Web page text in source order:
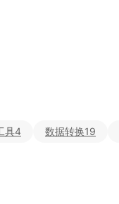
具4 数据转换19